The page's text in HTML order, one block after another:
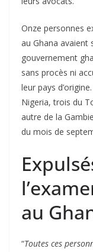
Onze personnes
au Ghana avaient
gouvernement
sans procès ni
leur pays
Nigeria, trois du
autre de la
du mois de
au
“Toutes ces